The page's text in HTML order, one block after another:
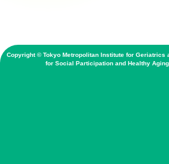
Copyright © Tokyo Metropolitan Institute for Geriatrics
for Social Participation and Healthy